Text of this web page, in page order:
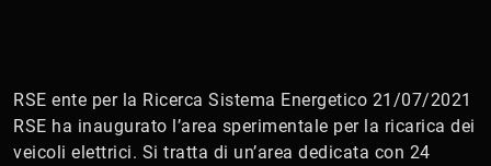
RSE ente per la Ricerca Sistema Energetico 21/07/2021
RSE ha inaugurato l’area sperimentale per la ricarica dei
veicoli elettrici. Si tratta di un’area dedicata con 24